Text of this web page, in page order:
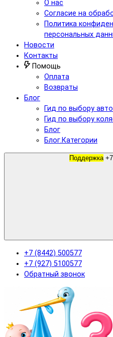
О нас
Согласие на
Политика
персональных
Новости
Контакты
Помощь
Оплата
Возвраты
Блог
Гид по выбору
Гид по выбору
Блог
Блог.Категории
Поддержка
+7 (8442) 500577
+7 (927) 5100577
Обратный звонок